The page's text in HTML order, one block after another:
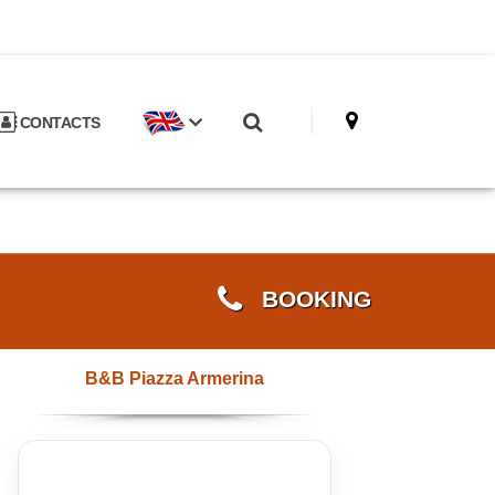
CONTACTS
BOOKING
B&B Piazza Armerina